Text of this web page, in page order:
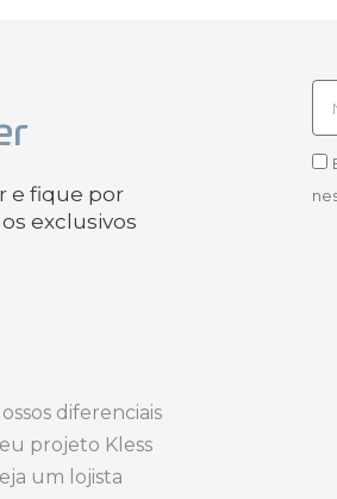
e fique por
exclusivos
diferenciais
projeto Kless
um lojista